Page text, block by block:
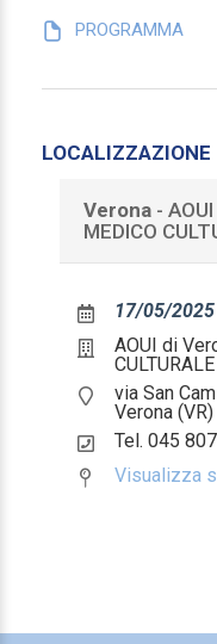
Biologo
Psicoterapia
Fisioterapista
Infermiere
Infermiere
PROGRAMMA
LOCALIZZAZIONE
Verona -
MEDICO
17/05/
AOUI di
via San
Verona (VR)
Tel. 045
Visualizza